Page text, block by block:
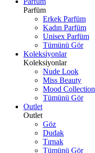
Parfüm
Erkek Parfüm
Kadın Parfüm
Unisex Parfüm
Tümünü Gör
Koleksiyonlar
Koleksiyonlar
Nude Look
Miss Beauty
Mood Collection
Tümünü Gör
Outlet
Outlet
Göz
Dudak
Tırnak
Tümünü Gör